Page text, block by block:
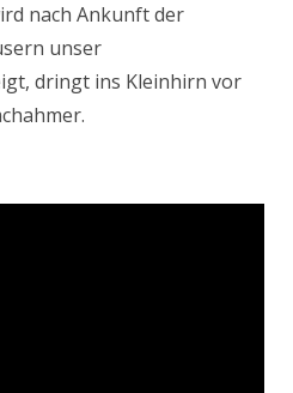
nach Ankunft der
unser
dringt ins Kleinhirn vor